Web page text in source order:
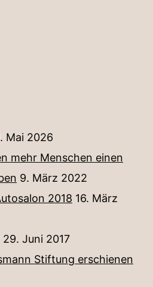
Mai 2026
mehr Menschen einen
9. März 2022
2018 16. März
29. Juni 2017
Stiftung erschienen